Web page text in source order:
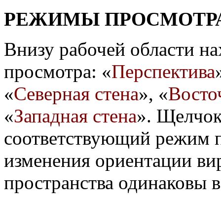
РЕЖИМЫ
Внизу рабочей области
просмотра: «Перспектива
«Северная стена», «
«Западная стена».
соответствующий режим
изменения ориентации
пространства одинаковы